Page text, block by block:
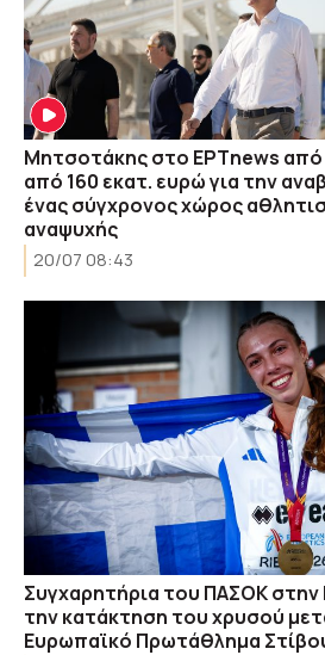
Μητσοτάκης στο ΕΡΤnews
από 160 εκατ. ευρώ για την
ένας σύγχρονος χώρος
αναψυχής
20/07 08:43
Συγχαρητήρια του ΠΑΣΟΚ στην
την κατάκτηση του χρυσού
Ευρωπαϊκό Πρωτάθλημα